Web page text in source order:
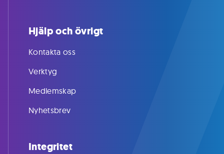
Hjälp och övrigt
Kontakta oss
Verktyg
Medlemskap
Nyhetsbrev
Integritet